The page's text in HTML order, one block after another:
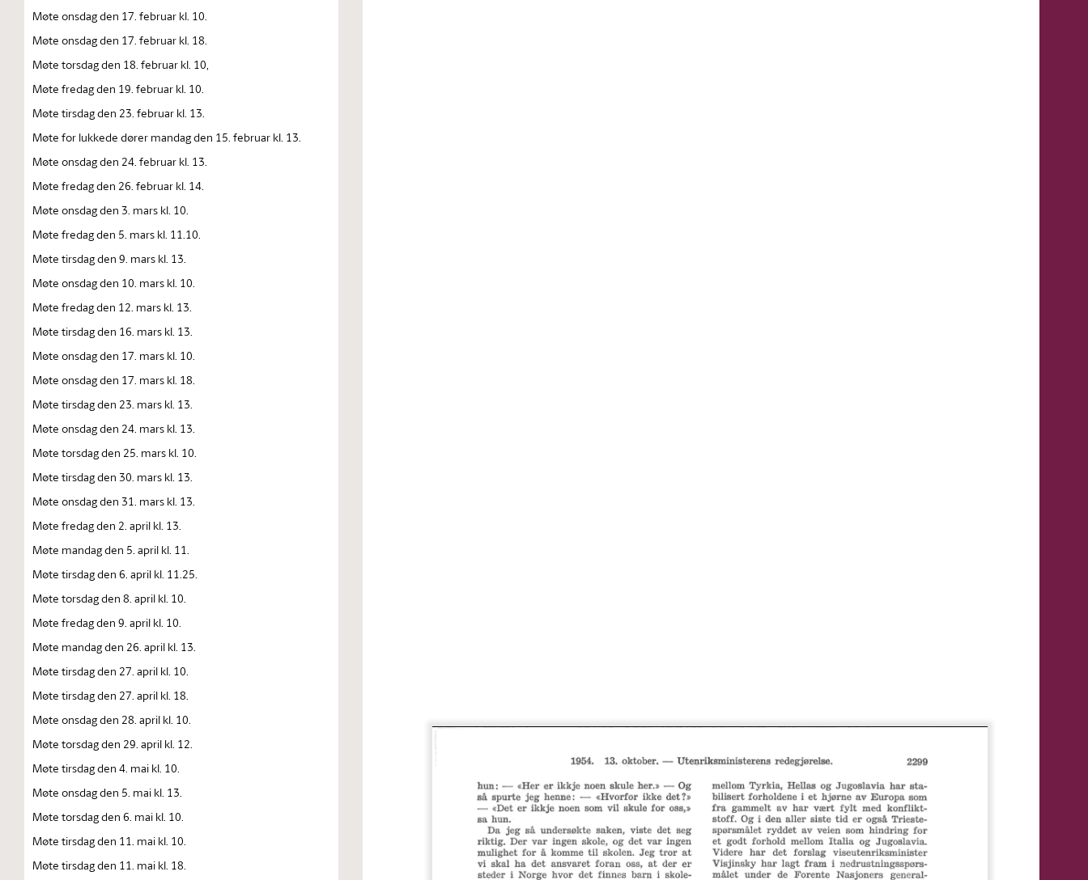
Møte onsdag den 17. februar kl. 10.
Møte onsdag den 17. februar kl. 18.
Møte torsdag den 18. februar kl. 10,
Møte fredag den 19. februar kl. 10.
Møte tirsdag den 23. februar kl. 13.
Møte for lukkede dører mandag den 15. februar kl. 13.
Møte onsdag den 24. februar kl. 13.
Møte fredag den 26. februar kl. 14.
Møte onsdag den 3. mars kl. 10.
Møte fredag den 5. mars kl. 11.10.
Møte tirsdag den 9. mars kl. 13.
Møte onsdag den 10. mars kl. 10.
Møte fredag den 12. mars kl. 13.
Møte tirsdag den 16. mars kl. 13.
Møte onsdag den 17. mars kl. 10.
Møte onsdag den 17. mars kl. 18.
Møte tirsdag den 23. mars kl. 13.
Møte onsdag den 24. mars kl. 13.
Møte torsdag den 25. mars kl. 10.
Møte tirsdag den 30. mars kl. 13.
Møte onsdag den 31. mars kl. 13.
Møte fredag den 2. april kl. 13.
Møte mandag den 5. april kl. 11.
Møte tirsdag den 6. april kl. 11.25.
Møte torsdag den 8. april kl. 10.
Møte fredag den 9. april kl. 10.
Møte mandag den 26. april kl. 13.
Møte tirsdag den 27. april kl. 10.
Møte tirsdag den 27. april kl. 18.
Møte onsdag den 28. april kl. 10.
Møte torsdag den 29. april kl. 12.
Møte tirsdag den 4. mai kl. 10.
Møte onsdag den 5. mai kl. 13.
Møte torsdag den 6. mai kl. 10.
Møte tirsdag den 11. mai kl. 10.
Møte tirsdag den 11. mai kl. 18.